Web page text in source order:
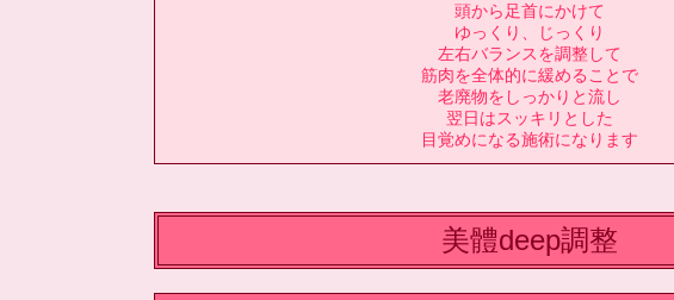
頭から足首にかけて
ゆっくり、じっくり
左右バランスを調整して
筋肉を全体的に緩めることで
老廃物をしっかりと流し
翌日はスッキリとした
目覚めになる施術になります
美體deep調整